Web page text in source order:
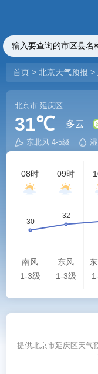
首页 > 北京天气预报 >
北京市 延庆区
31℃ 多云
东北风 4-5级
08时
南风
1-3级
09时
东风
1-3级
提供北京市延庆区天气